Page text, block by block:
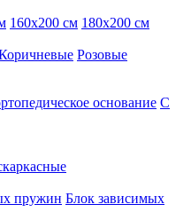
160х200 см 180х200 см
Розовые
основание С
пружин Блок зависимых